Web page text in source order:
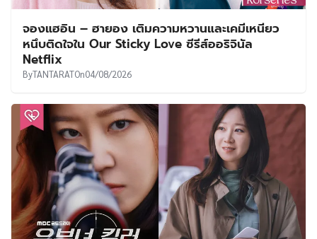
จองแฮอิน – ฮายอง เติมความหวานและเคมีเหนียว
หนึบติดใจใน Our Sticky Love ซีรีส์ออริจินัล
Netflix
ByTANTARATOn04/08/2026